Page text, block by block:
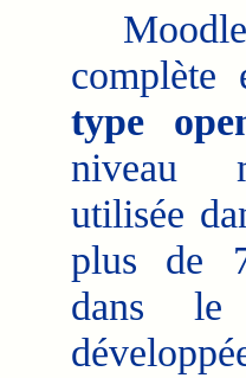
Moodle
type
niveau
utilisée
plus de
dans le